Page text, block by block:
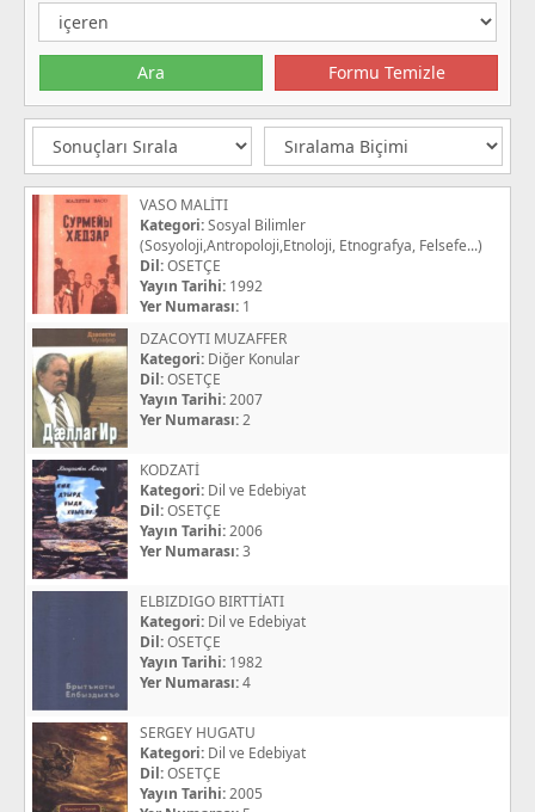
VASO MALİTI
Kategori:Sosyal Bilimler
(Sosyoloji,Antropoloji,Etnoloji, Etnografya, Felsefe...)
Dil:OSETÇE
Yayın Tarihi: 1992
Yer Numarası: 1
DZACOYTI MUZAFFER
Kategori: Diğer Konular
Dil:OSETÇE
Yayın Tarihi:2007
Yer Numarası:2
KODZATİ
Kategori: Dil ve Edebiyat
Dil:OSETÇE
Yayın Tarihi:2006
Yer Numarası:3
ELBIZDIGO BIRTTİATI
Kategori: Dil ve Edebiyat
Dil:OSETÇE
Yayın Tarihi: 1982
Yer Numarası:4
SERGEY HUGATU
Kategori: Dil ve Edebiyat
Dil:OSETÇE
Yayın Tarihi:2005